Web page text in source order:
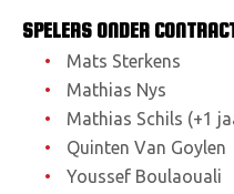
SPELERS ONDER
Mats Sterkens
Mathias Nys
Mathias Schils (+1
Quinten Van Goylen
Youssef Boulaouali